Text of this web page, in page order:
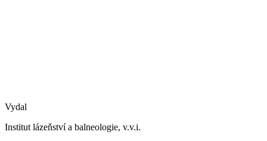
Vydal
Institut lázeňství a balneologie, v.v.i.